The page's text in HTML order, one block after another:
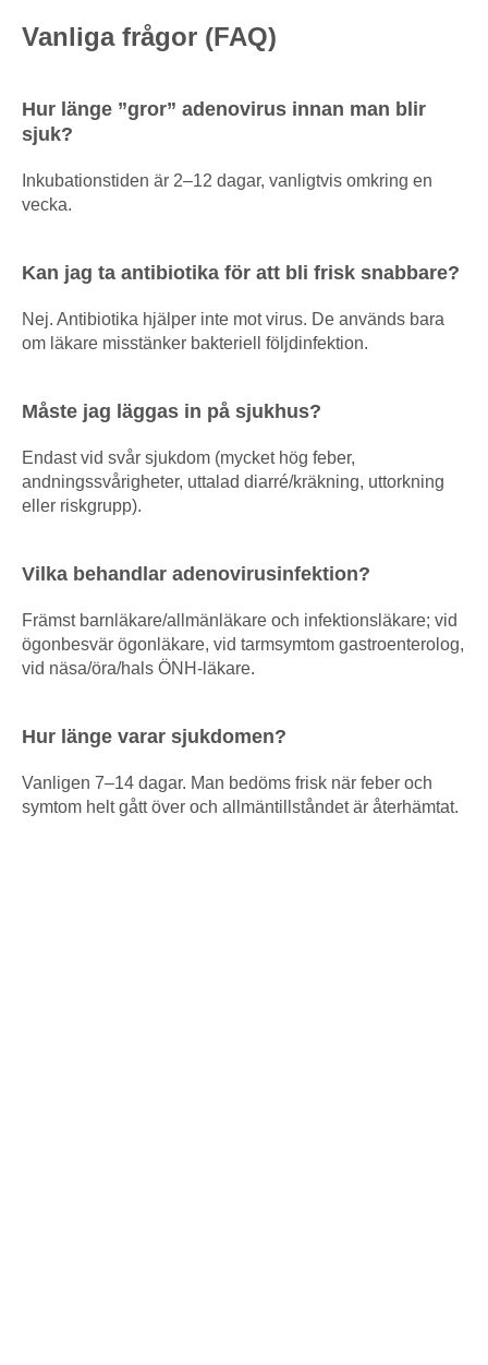
Vanliga frågor (FAQ)
Hur länge ”gror” adenovirus innan man blir
sjuk?
Inkubationstiden är 2–12 dagar, vanligtvis omkring en
vecka.
Kan jag ta antibiotika för att bli frisk snabbare?
Nej. Antibiotika hjälper inte mot virus. De används bara
om läkare misstänker bakteriell följdinfektion.
Måste jag läggas in på sjukhus?
Endast vid svår sjukdom (mycket hög feber,
andningssvårigheter, uttalad diarré/kräkning, uttorkning
eller riskgrupp).
Vilka behandlar adenovirusinfektion?
Främst barnläkare/allmänläkare och infektionsläkare; vid
ögonbesvär ögonläkare, vid tarmsymtom gastroenterolog,
vid näsa/öra/hals ÖNH-läkare.
Hur länge varar sjukdomen?
Vanligen 7–14 dagar. Man bedöms frisk när feber och
symtom helt gått över och allmäntillståndet är återhämtat.